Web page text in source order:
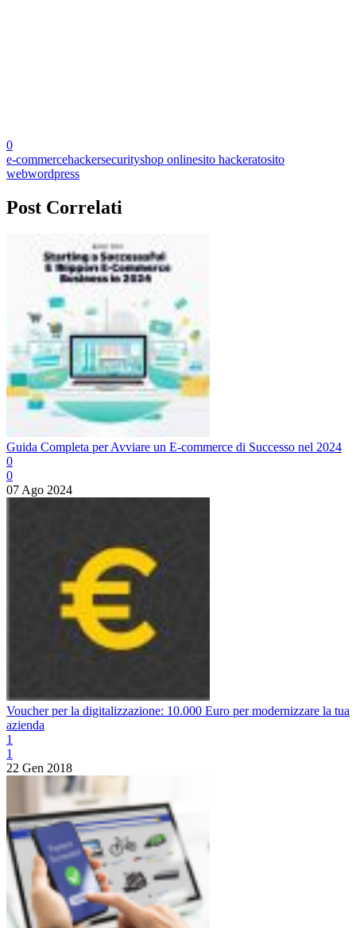
0
e-commercehackersecurityshop onlinesito hackeratosito
webwordpress
Post Correlati
Guida Completa per Avviare un E-commerce di Successo nel 2024
0
0
07 Ago 2024
Voucher per la digitalizzazione: 10.000 Euro per modernizzare la tua
azienda
1
1
22 Gen 2018